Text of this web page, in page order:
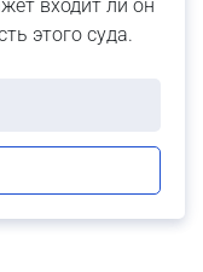
входит ли он
этого суда.